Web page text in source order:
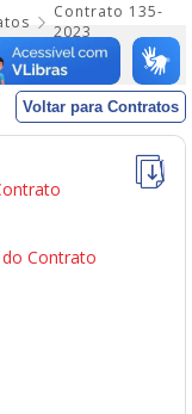
Contrato 135-
2023
Voltar para Contratos
Contrato